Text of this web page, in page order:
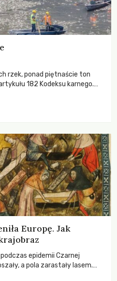
rzek, ponad piętnaście ton
182 Kodeksu karnego.
śmierci rzeki.
Europę. Jak
epidemii Czarnej
a pola zarastały lasem.